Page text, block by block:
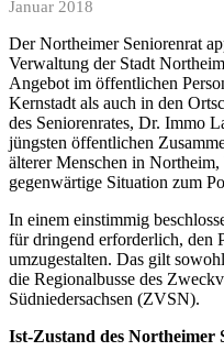
Januar 2018
Der Northeimer Seniorenrat
Verwaltung der Stadt
Angebot im öffentlichen
Kernstadt als auch in den
des Seniorenrates, Dr. Immo
jüngsten öffentlichen
älterer Menschen in
gegenwärtige Situation zum
In einem einstimmig
für dringend erforderlich, den
umzugestalten. Das gilt
die Regionalbusse des
Südniedersachsen (ZVSN).
Ist-Zustand des Northeimer